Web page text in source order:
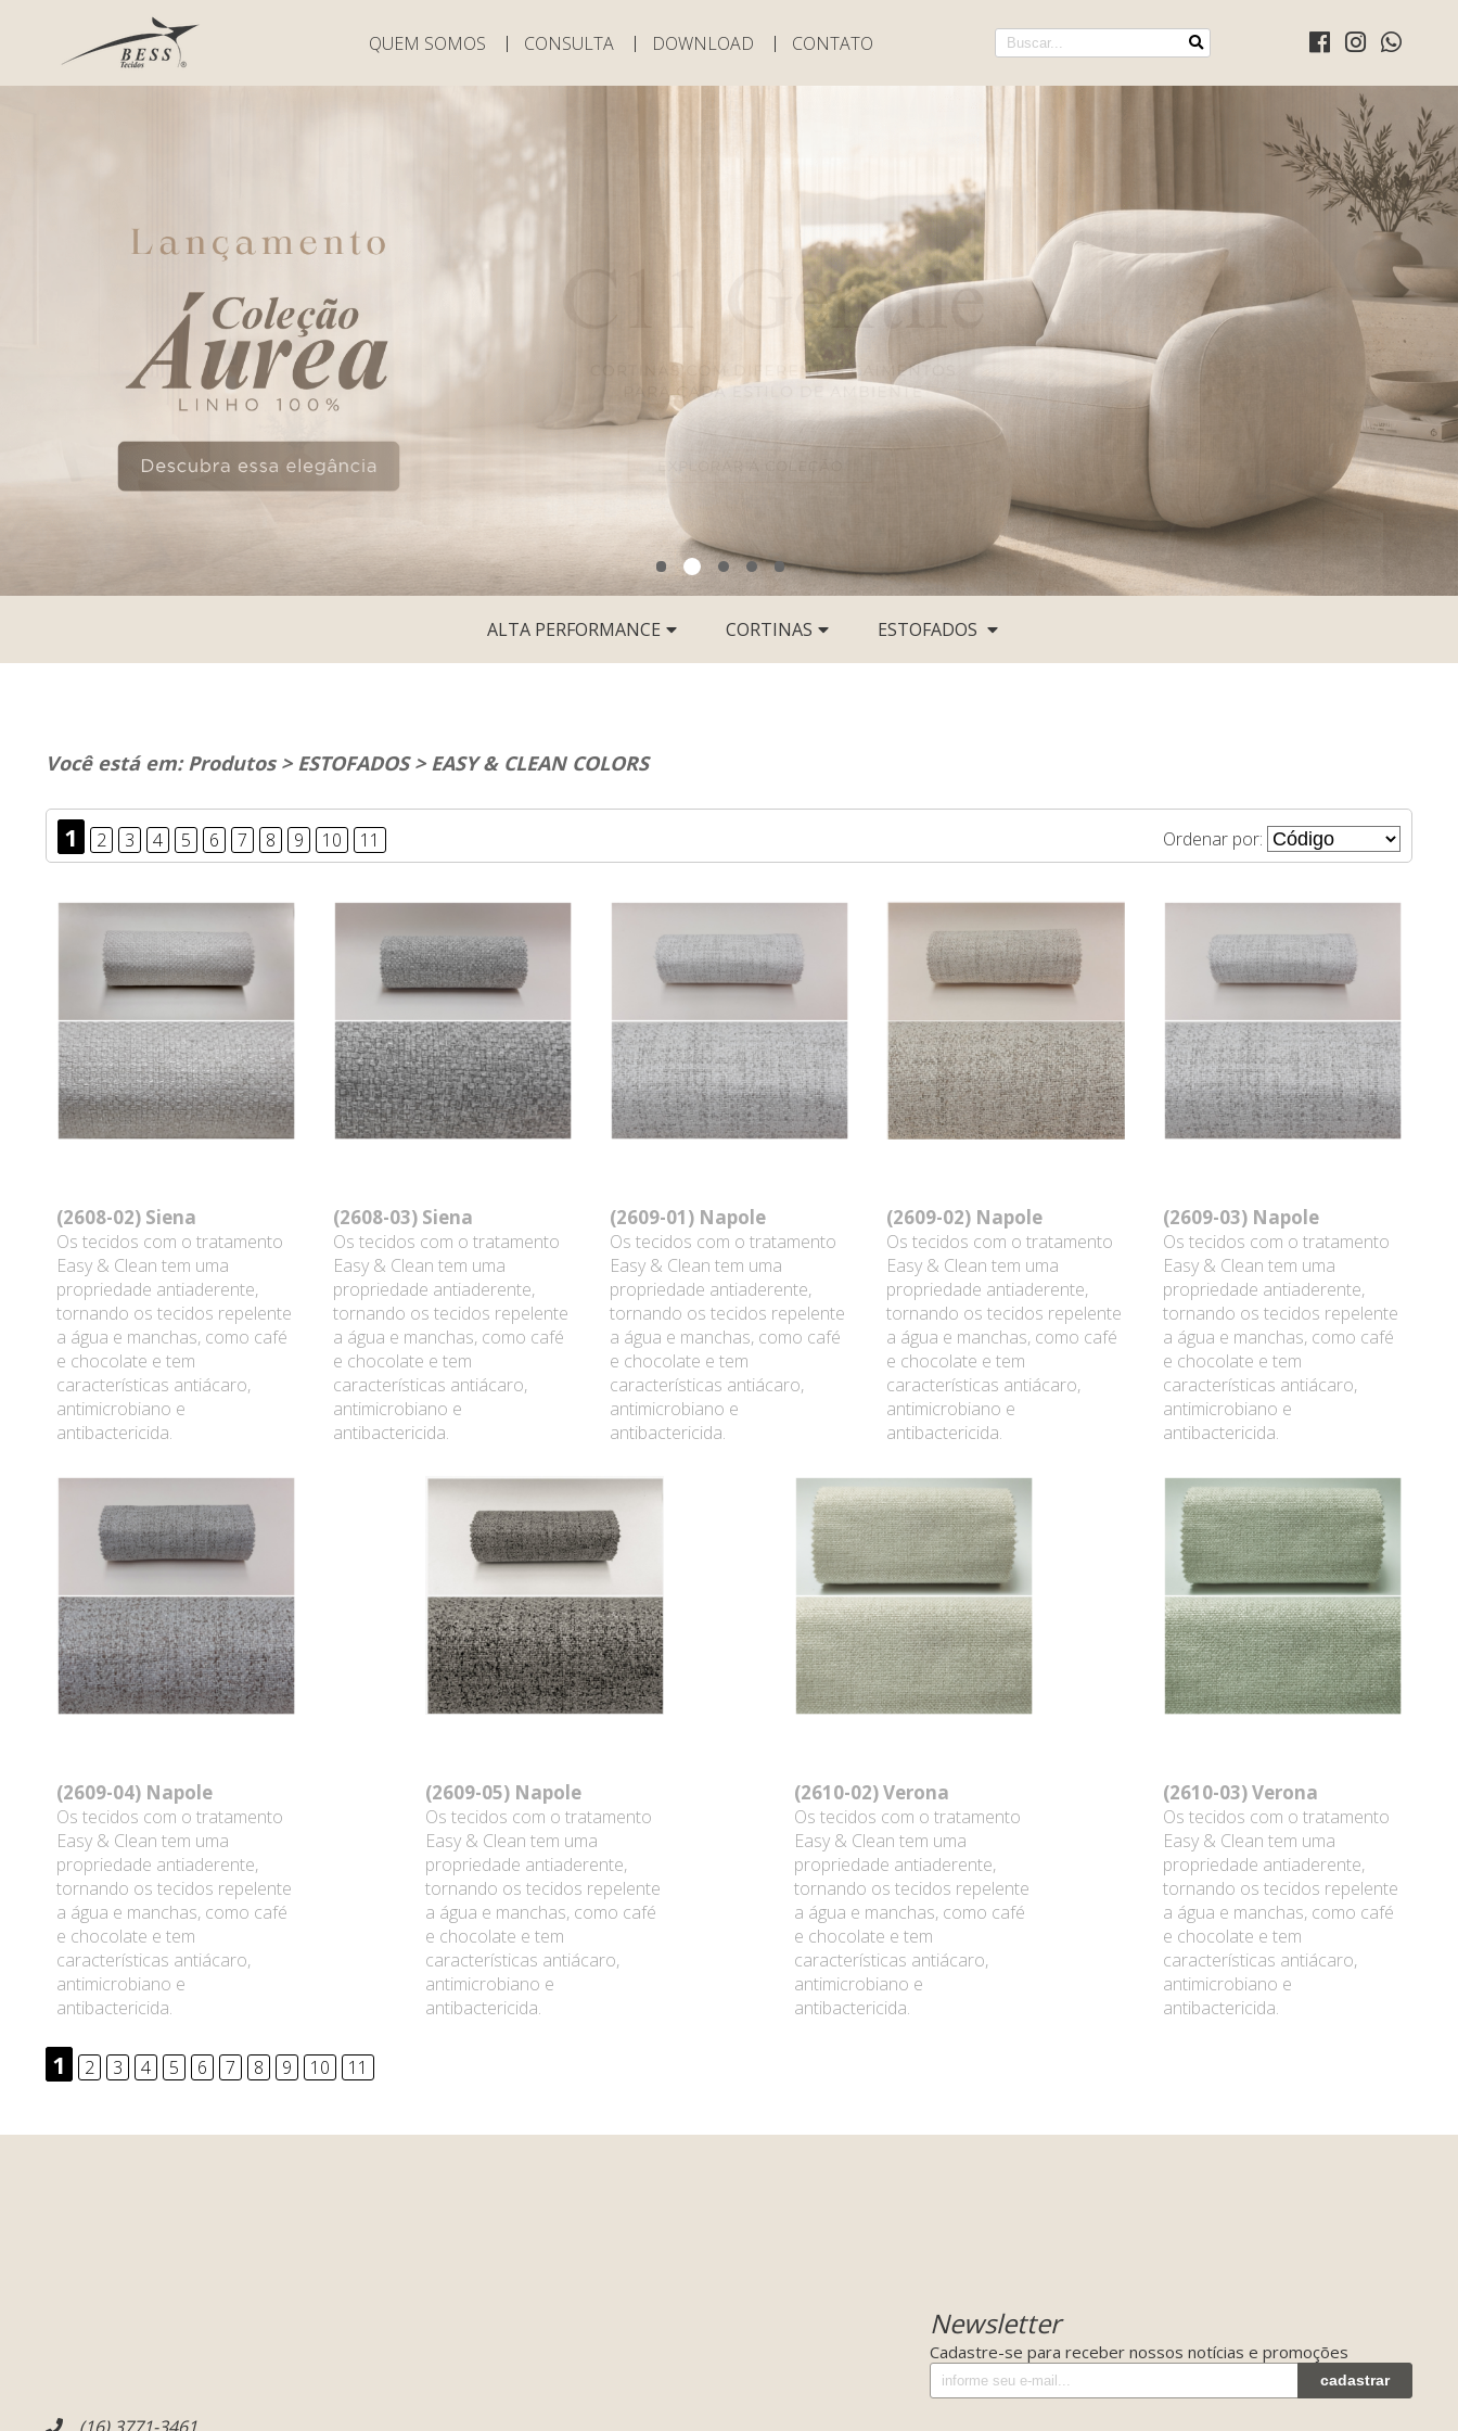
QUEM SOMOS CONSULTA DOWNLOAD CONTATO
ALTA PERFORMANCE CORTINAS ESTOFADOS
Você está em:Produtos> ESTOFADOS> EASY & CLEAN COLORS
1 2 3 4 5 6 7 8 9 10 11 Ordenar por:
(2608-02) Siena
Os tecidos com o tratamento
Easy & Clean tem uma
propriedade antiaderente,
tornando os tecidos repelente
a água e manchas, como café
e chocolate e tem
características antiácaro,
antimicrobiano e
antibactericida.
(2608-03) Siena
Os tecidos com o tratamento
Easy & Clean tem uma
propriedade antiaderente,
tornando os tecidos repelente
a água e manchas, como café
e chocolate e tem
características antiácaro,
antimicrobiano e
antibactericida.
(2609-01) Napole
Os tecidos com o tratamento
Easy & Clean tem uma
propriedade antiaderente,
tornando os tecidos repelente
a água e manchas, como café
e chocolate e tem
características antiácaro,
antimicrobiano e
antibactericida.
(2609-02) Napole
Os tecidos com o tratamento
Easy & Clean tem uma
propriedade antiaderente,
tornando os tecidos repelente
a água e manchas, como café
e chocolate e tem
características antiácaro,
antimicrobiano e
antibactericida.
(2609-03) Napole
Os tecidos com o tratamento
Easy & Clean tem uma
propriedade antiaderente,
tornando os tecidos repelente
a água e manchas, como café
e chocolate e tem
características antiácaro,
antimicrobiano e
antibactericida.
(2609-04) Napole
Os tecidos com o tratamento
Easy & Clean tem uma
propriedade antiaderente,
tornando os tecidos repelente
a água e manchas, como café
e chocolate e tem
características antiácaro,
antimicrobiano e
antibactericida.
(2609-05) Napole
Os tecidos com o tratamento
Easy & Clean tem uma
propriedade antiaderente,
tornando os tecidos repelente
a água e manchas, como café
e chocolate e tem
características antiácaro,
antimicrobiano e
antibactericida.
(2610-02)Verona
Os tecidos com o tratamento
Easy & Clean tem uma
propriedade antiaderente,
tornando os tecidos repelente
a água e manchas, como café
e chocolate e tem
características antiácaro,
antimicrobiano e
antibactericida.
(2610-03)Verona
Os tecidos com o tratamento
Easy & Clean tem uma
propriedade antiaderente,
tornando os tecidos repelente
a água e manchas, como café
e chocolate e tem
características antiácaro,
antimicrobiano e
antibactericida.
1 2 3 4 5 6 7 8 9 10 11
Newsletter
Cadastre-se para receber nossos notícias e promoções
cadastrar